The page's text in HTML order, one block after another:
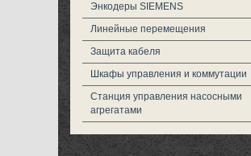
Энкодеры SIEMENS
Линейные перемещения
Защита кабеля
Шкафы управления и коммутации
Станция управления насосными
агрегатами